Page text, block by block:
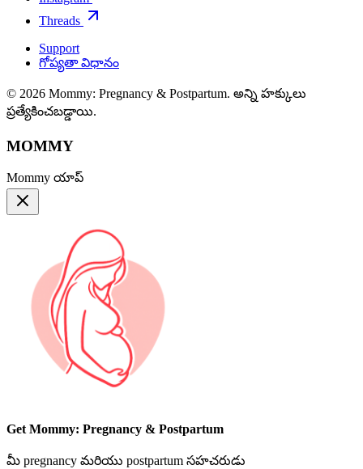
Threads
Support
గోప్యతా విధానం
© 2026 Mommy: Pregnancy & Postpartum. అన్ని హక్కులు
ప్రత్యేకించబడ్డాయి.
MOMMY
Mommy యాప్
Get Mommy: Pregnancy & Postpartum
మీ pregnancy మరియు postpartum సహచరుడు